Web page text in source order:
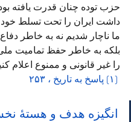
حزب توده چنان قدرت یافته
داشت ایران را تحت تسلط
ما ناچار شدیم نه به خاطر
بلکه به خاطر حفظ تمامیت
را غیر قانونی و ممنوع اعلام
انگیزه هدف و هستۀ